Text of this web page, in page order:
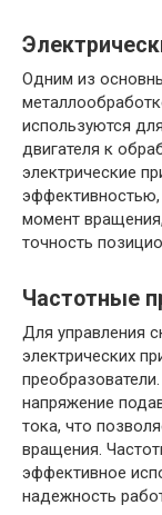
Одним из
используются
двигателя к
электрические
эффективностью,
момент
точность
Частотные
Для управления
электрических
напряжение
тока, что
вращения.
эффективное
надежность